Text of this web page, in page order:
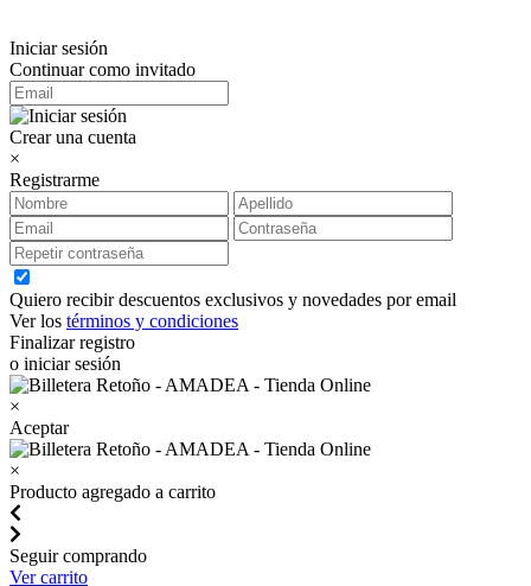
Iniciar sesión
Continuar como invitado
Crear una cuenta
×
Registrarme
Quiero recibir descuentos exclusivos y novedades por email
Ver los términos y condiciones
Finalizar registro
o iniciar sesión
×
Aceptar
×
Producto agregado a carrito
Seguir comprando
Ver carrito